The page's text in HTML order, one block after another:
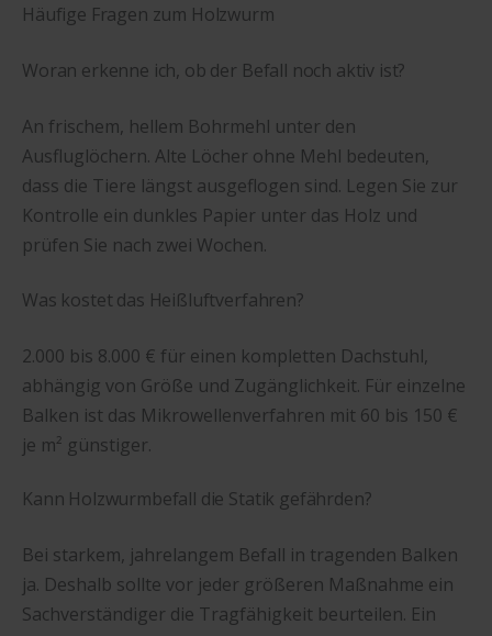
Häufige Fragen zum Holzwurm
Woran erkenne ich, ob der Befall noch aktiv ist?
An frischem, hellem Bohrmehl unter den
Ausfluglöchern. Alte Löcher ohne Mehl bedeuten,
dass die Tiere längst ausgeflogen sind. Legen Sie zur
Kontrolle ein dunkles Papier unter das Holz und
prüfen Sie nach zwei Wochen.
Was kostet das Heißluftverfahren?
2.000 bis 8.000 € für einen kompletten Dachstuhl,
abhängig von Größe und Zugänglichkeit. Für einzelne
Balken ist das Mikrowellenverfahren mit 60 bis 150 €
je m² günstiger.
Kann Holzwurmbefall die Statik gefährden?
Bei starkem, jahrelangem Befall in tragenden Balken
ja. Deshalb sollte vor jeder größeren Maßnahme ein
Sachverständiger die Tragfähigkeit beurteilen. Ein